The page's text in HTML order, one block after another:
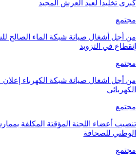
كبرى تخليداً لعيد العرش المجيد
مجتمع
من أجل أشغال صيانة شبكة الماء الصالح
إنقطاع في التزويد
مجتمع
من أجل اشغال صيانة شبكة الكهرباء إعلان
الكهربائي
مجتمع
تنصيب أعضاء اللجنة المؤقتة المكلفة
الوطني للصحافة
مجتمع